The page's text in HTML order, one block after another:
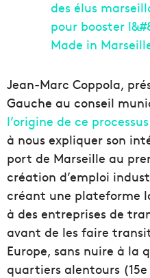
Jean-Marc Coppola,
Gauche au conseil
l’origine de ce
à nous expliquer son
port de Marseille au
création d’emploi
créant une plateforme
à des entreprises de
avant de les faire
Europe, sans nuire à la
quartiers alentours